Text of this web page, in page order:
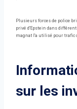
Plusieurs forces de police
privé d'Epstein dans
magnat l'a utilisé pour trafic
sur les